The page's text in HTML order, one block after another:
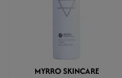
MYRRO SKINCARE